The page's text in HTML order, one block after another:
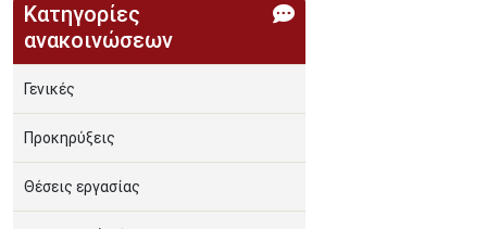
Κατηγορίες
ανακοινώσεων
Γενικές
Προκηρύξεις
Θέσεις εργασίας